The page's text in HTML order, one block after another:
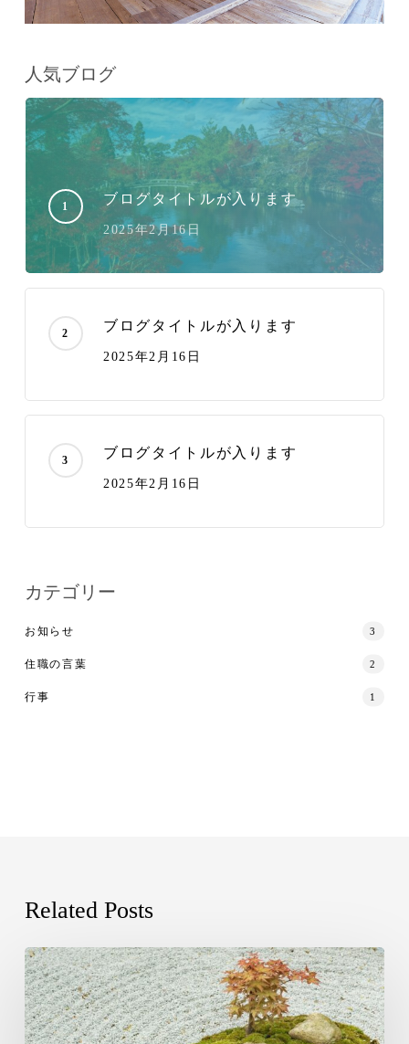
人気ブログ
ブログタイトルが入ります
2025年2月16日
ブログタイトルが入ります
2025年2月16日
ブログタイトルが入ります
2025年2月16日
カテゴリー
お知らせ 3
住職の言葉 2
行事 1
Related Posts